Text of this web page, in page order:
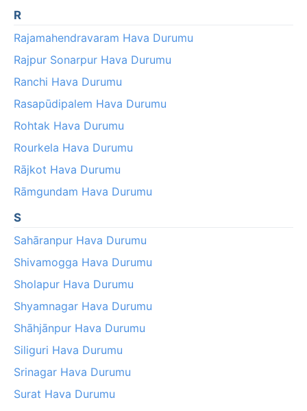
R
Rajamahendravaram Hava Durumu
Rajpur Sonarpur Hava Durumu
Ranchi Hava Durumu
Rasapūdipalem Hava Durumu
Rohtak Hava Durumu
Rourkela Hava Durumu
Rājkot Hava Durumu
Rāmgundam Hava Durumu
S
Sahāranpur Hava Durumu
Shivamogga Hava Durumu
Sholapur Hava Durumu
Shyamnagar Hava Durumu
Shāhjānpur Hava Durumu
Siliguri Hava Durumu
Srinagar Hava Durumu
Surat Hava Durumu